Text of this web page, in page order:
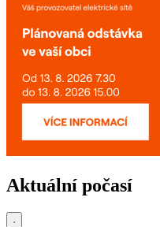
Aktuální počasí